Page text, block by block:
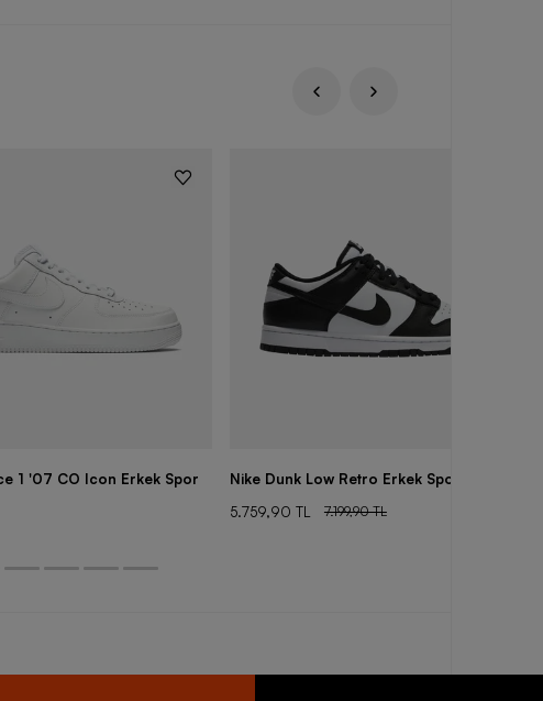
1 '07 CO Icon Erkek Spor
Nike Dunk Low Retro Erkek Spor Ayakkabı
5.759,90 TL
7.199,90 TL